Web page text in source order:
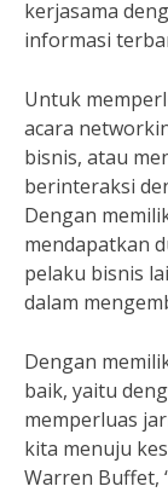
kerjasama
informasi
Untuk
acara
bisnis, atau
berinteraksi
Dengan
mendapatkan
pelaku bisnis
dalam
Dengan
baik, yaitu
memperluas
kita menuju
Warren Buffet,